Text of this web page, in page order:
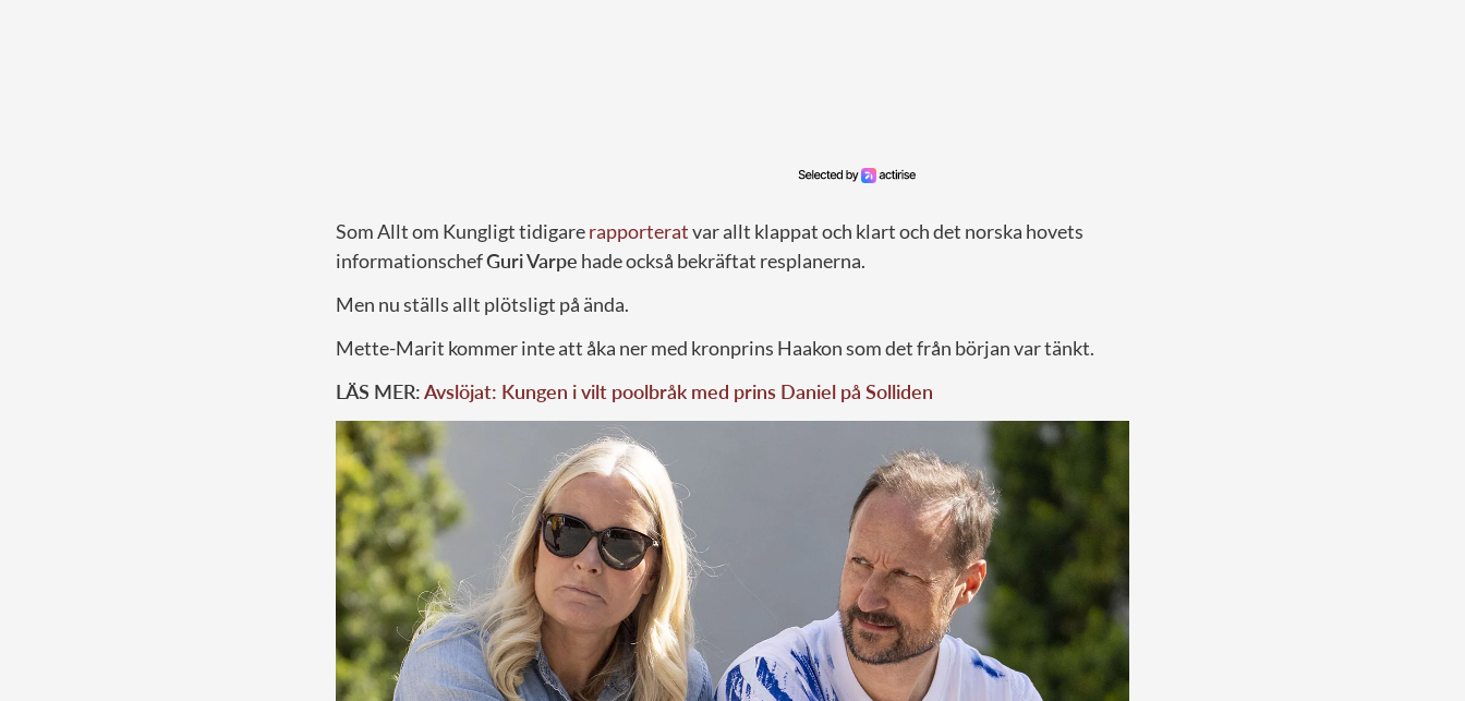
Som Allt om Kungligt tidigarerapporteratvar allt klappat och klart och det norska hovets
informationschefGuri Varpe hade också bekräftat resplanerna.
Men nu ställs allt plötsligt på ända.
Mette-Marit kommer inte att åka ner med kronprins Haakon som det från början var tänkt.
LÄS MER:Avslöjat: Kungen i vilt poolbråk med prins Daniel på Solliden